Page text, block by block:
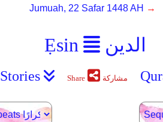
Ẹsin الدين
Jumuah, 22 Safar 1448 AH →
Stories Share مشاركة